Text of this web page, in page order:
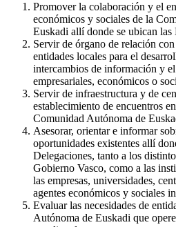
Promover la colaboración y el
económicos y sociales de la
Euskadi allí donde se ubican las
Servir de órgano de relación
entidades locales para el
intercambios de información y
empresariales, económicos o
Servir de infraestructura y de
establecimiento de encuentros
Comunidad Autónoma de
Asesorar, orientar e informar
oportunidades existentes allí
Delegaciones, tanto a los
Gobierno Vasco, como a las
las empresas, universidades,
agentes económicos y sociales
Evaluar las necesidades de
Autónoma de Euskadi que